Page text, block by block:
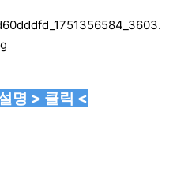
명 > 클릭 <